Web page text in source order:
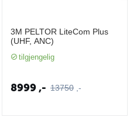
3M PELTOR LiteCom Plus
(UHF, ANC)
tilgjengelig
13750 ,-
8999,-